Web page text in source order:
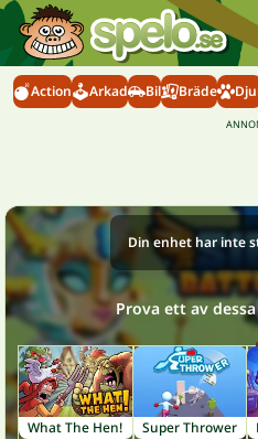
Action Arkad Bil Bräde
Din enhet har inte
Prova ett av
What The Hen! Super Thrower